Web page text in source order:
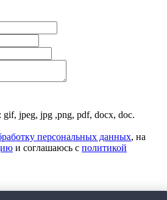
jpeg, jpg ,png, pdf, docx, doc.
персональных данных, на
и соглашаюсь с политикой